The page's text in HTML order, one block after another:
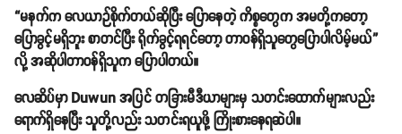
“မနက်က လေယာဉ်စိုက်တယ်ဆိုပြီး ပြောနေတဲ့ ကိစ္စတွေက အမတို့ကတော့
ပြောခွင့်မရှိဘူး စာတင်ပြီး ရိုက်ခွင့်ရရင်တော့ တာဝန်ရှိသူတွေပြောပါလိမ့်မယ်”
လို့ အဆိုပါတာဝန်ရှိသူက ပြောပါတယ်။
လေဆိပ်မှာ Duwun အပြင် တခြားမီဒီယာများမှ သတင်းထောက်များလည်း
ရောက်ရှိနေပြီး သူတို့လည်း သတင်းရယူဖို့ ကြိုးစားနေရဆဲပါ။